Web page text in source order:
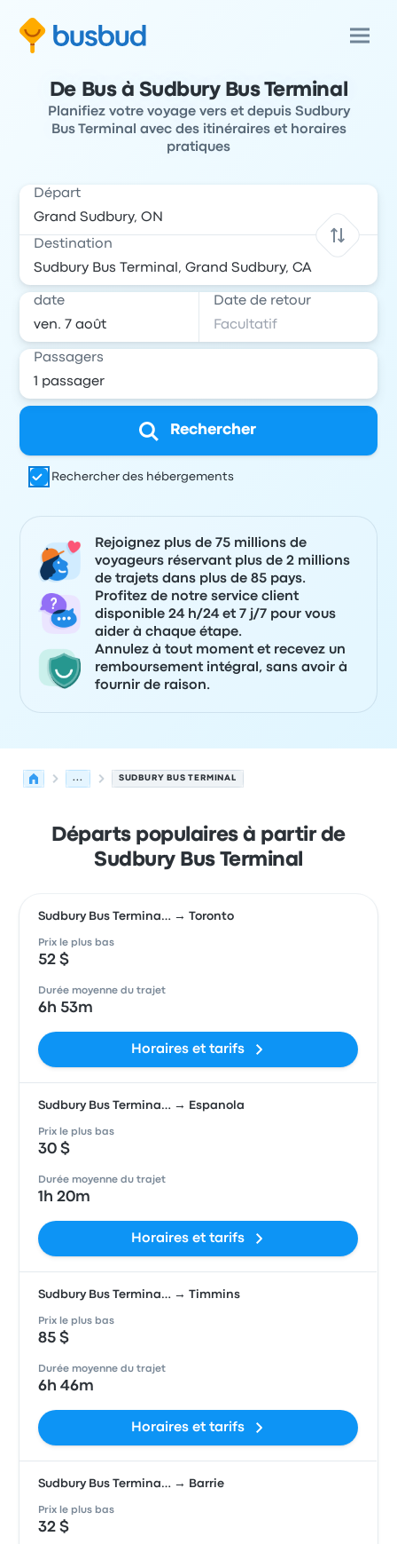
De Bus à Sudbury Bus Terminal
Planifiez votre voyage vers et depuis Sudbury
Bus Terminal avec des itinéraires et horaires
pratiques
Départ
Destination
date Date de retour
Passagers
Rechercher
Rechercher des hébergements
Rejoignez plus de 75 millions de
voyageurs réservant plus de 2 millions
de trajets dans plus de 85 pays.
Profitez de notre service client
disponible 24 h/24 et 7 j/7 pour vous
aider à chaque étape.
Annulez à tout moment et recevez un
remboursement intégral, sans avoir à
fournir de raison.
... SUDBURY BUS TERMINAL
Départs populaires à partir de
Sudbury Bus Terminal
Sudbury Bus Termina… → Toronto
Prix le plus bas
52 $
Durée moyenne du trajet
6h 53m
Horaires et tarifs
Sudbury Bus Termina… → Espanola
Prix le plus bas
30 $
Durée moyenne du trajet
1h 20m
Horaires et tarifs
Sudbury Bus Termina… → Timmins
Prix le plus bas
85 $
Durée moyenne du trajet
6h 46m
Horaires et tarifs
Sudbury Bus Termina… → Barrie
Prix le plus bas
32 $